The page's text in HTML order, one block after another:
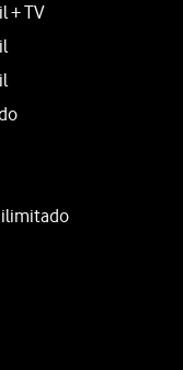
+ TV
ilimitado